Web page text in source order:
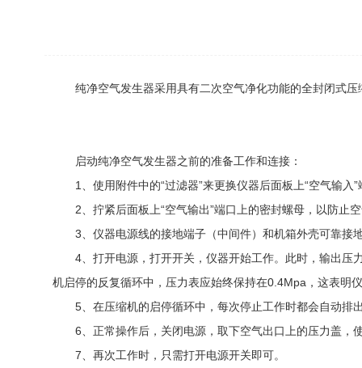
纯净空气发生器采用具有二次空气净化功能的全封闭式压
启动纯净空气发生器之前的准备工作和连接：
1、使用附件中的“过滤器”来更换仪器后面板上“空气输入”
2、拧紧后面板上“空气输出”端口上的密封螺母，以防止
3、仪器电源线的接地端子（中间件）和机箱外壳可靠接
4、打开电源，打开开关，仪器开始工作。此时，输出压
机启停的反复循环中，压力表应始终保持在0.4Mpa，这表明
5、在压缩机的启停循环中，每次停止工作时都会自动排
6、正常操作后，关闭电源，取下空气出口上的压力盖，
7、再次工作时，只需打开电源开关即可。